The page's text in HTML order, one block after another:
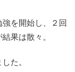
を開始し、２回
果は散々。
た。